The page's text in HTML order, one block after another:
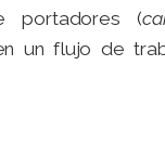
portadores (
un flujo de